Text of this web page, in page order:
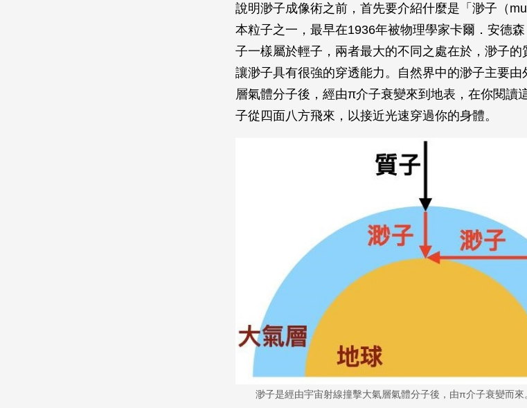
說明渺子成像術之前，首先要介紹什麼是「渺子（
本粒子之一，最早在1936年被物理學家卡爾．安德
子一樣屬於輕子，兩者最大的不同之處在於，渺子
讓渺子具有很強的穿透能力。自然界中的渺子主要
層氣體分子後，經由π介子衰變來到地表，在你閱讀
子從四面八方飛來，以接近光速穿過你的身體。
渺子是經由宇宙射線撞擊大氣層氣體分子後，由π介子衰變而